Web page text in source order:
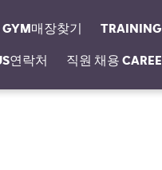
GYM매장찾기
연락처 직원 채용